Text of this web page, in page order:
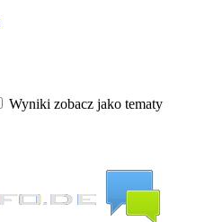
Wyniki zobacz jako tematy